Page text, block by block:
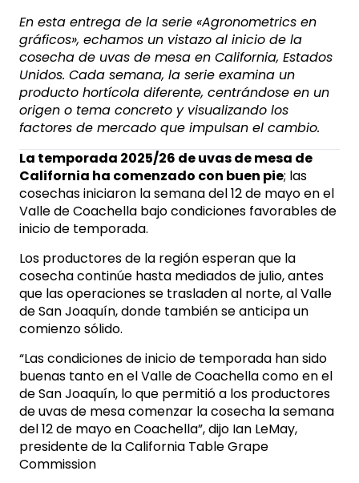
En esta entrega de la serie «Agronometrics en
gráficos», echamos un vistazo al inicio de la
cosecha de uvas de mesa en California, Estados
Unidos. Cada semana, la serie examina un
producto hortícola diferente, centrándose en un
origen o tema concreto y visualizando los
factores de mercado que impulsan el cambio.
La temporada 2025/26 de uvas de mesa de
California ha comenzado con buen pie; las
cosechas iniciaron la semana del 12 de mayo en el
Valle de Coachella bajo condiciones favorables de
inicio de temporada.
Los productores de la región esperan que la
cosecha continúe hasta mediados de julio, antes
que las operaciones se trasladen al norte, al Valle
de San Joaquín, donde también se anticipa un
comienzo sólido.
“Las condiciones de inicio de temporada han sido
buenas tanto en el Valle de Coachella como en el
de San Joaquín, lo que permitió a los productores
de uvas de mesa comenzar la cosecha la semana
del 12 de mayo en Coachella”, dijo Ian LeMay,
presidente de la California Table Grape
Commission